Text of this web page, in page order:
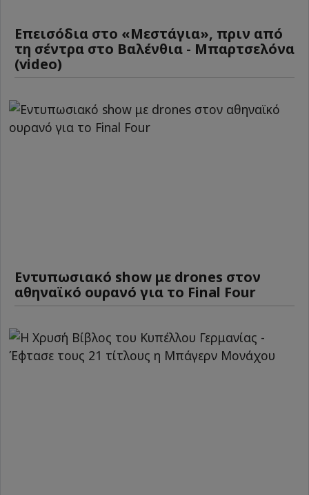
Επεισόδια στο «Μεστάγια», πριν από
τη σέντρα στο Βαλένθια - Μπαρτσελόνα
(video)
Εντυπωσιακό show με drones στον
αθηναϊκό ουρανό για το Final Four